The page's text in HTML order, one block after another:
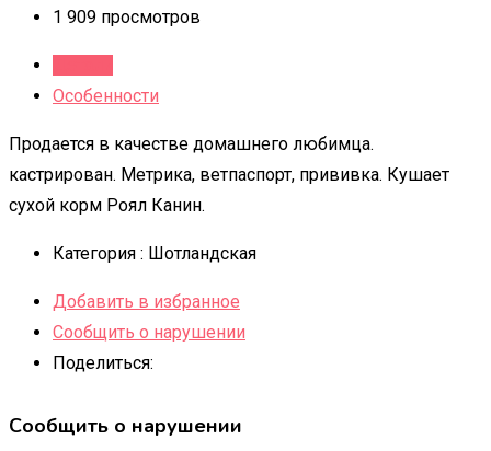
1 909 просмотров
Особенности
Продается в качестве домашнего любимца.
кастрирован. Метрика, ветпаспорт, прививка. Кушает
сухой корм Роял Канин.
Категория : Шотландская
Добавить в избранное
Сообщить о нарушении
Поделиться:
Сообщить о нарушении